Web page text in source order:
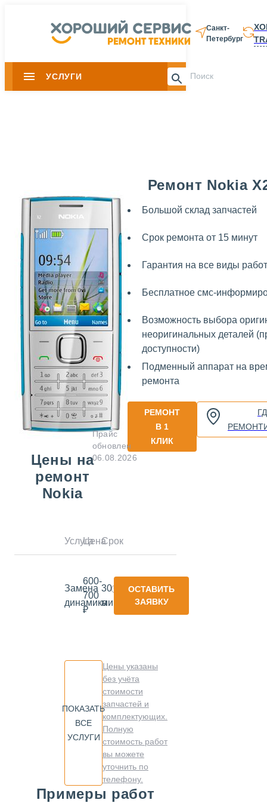
Санкт-
Петербург
УСЛУГИ 8 812 337-
Ремонт Nokia
Большой склад запчастей
Срок ремонта от 15 минут
Гарантия на все виды работ
Бесплатное смс-
Возможность выбора
неоригинальных деталей
доступности)
Подменный аппарат на
ремонта
РЕМОНТ
В 1
КЛИК
Цены на
ремонт
Nokia
Прайс
обновлен
06.08.2026
УслугаЦенаСрок
Замена
динамика
600-
700
₽
30
минут
ОСТАВИТЬ
ЗАЯВКУ
ПОКАЗАТЬ
ВСЕ
УСЛУГИ
Цены указаны
без учёта
стоимости
запчастей и
комплектующих.
Полную
стоимость работ
вы можете
уточнить по
телефону.
Примеры работ